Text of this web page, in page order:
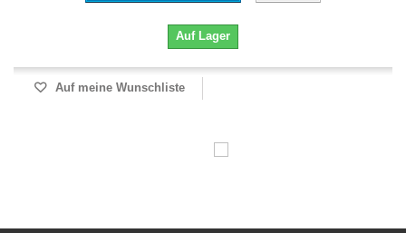
Auf Lager
Auf meine Wunschliste